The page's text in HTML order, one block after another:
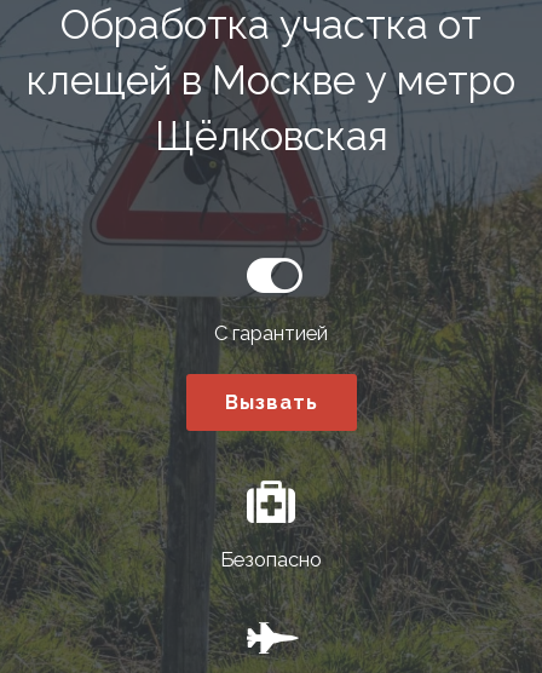
Обработка участка от
клещей в Москве у метро
Щёлковская
С гарантией
Вызвать
Безопасно